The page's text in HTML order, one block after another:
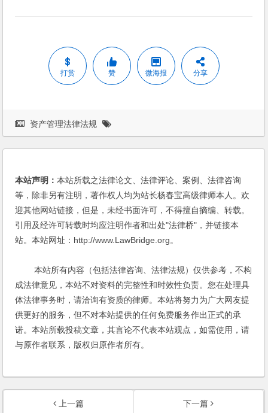
打赏 赞 微海报 分享
资产管理法律法规
本站声明：本站所载之法律论文、法律评论、案例、法律咨询
等，除非另有注明，著作权人均为站长杨春宝高级律师本人。欢
迎其他网站链接，但是，未经书面许可，不得擅自摘编、转载。
引用及经许可转载时均应注明作者和出处"法律桥"，并链接本
站。本站网址：http://www.LawBridge.org。
本站所有内容（包括法律咨询、法律法规）仅供参考，不构
成法律意见，本站不对资料的完整性和时效性负责。您在处理具
体法律事务时，请洽询有资质的律师。本站将努力为广大网友提
供更好的服务，但不对本站提供的任何免费服务作出正式的承
诺。本站所载投稿文章，其言论不代表本站观点，如需使用，请
与原作者联系，版权归原作者所有。
上一篇
下一篇